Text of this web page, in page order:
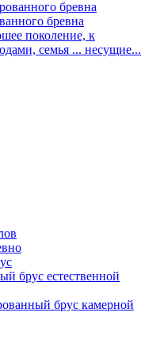
бревна
поколение, к
семья ... несущие...
брус естественной
брус камерной